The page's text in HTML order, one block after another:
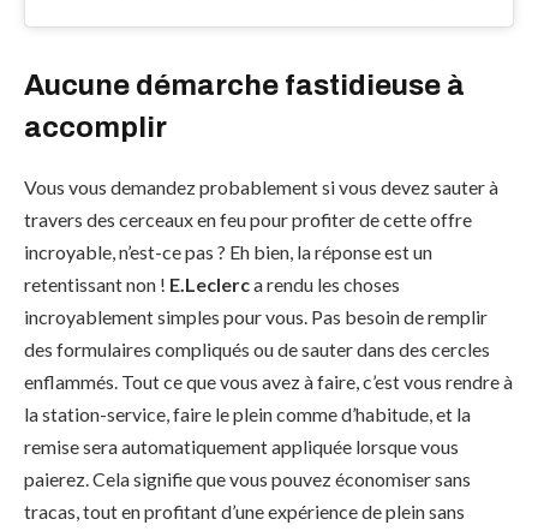
Aucune démarche fastidieuse à
accomplir
Vous vous demandez probablement si vous devez sauter à
travers des cerceaux en feu pour profiter de cette offre
incroyable, n’est-ce pas ? Eh bien, la réponse est un
retentissant non ! E.Leclerca rendu les choses
incroyablement simples pour vous. Pas besoin de remplir
des formulaires compliqués ou de sauter dans des cercles
enflammés. Tout ce que vous avez à faire, c’est vous rendre à
la station-service, faire le plein comme d’habitude, et la
remise sera automatiquement appliquée lorsque vous
paierez. Cela signifie que vous pouvez économiser sans
tracas, tout en profitant d’une expérience de plein sans